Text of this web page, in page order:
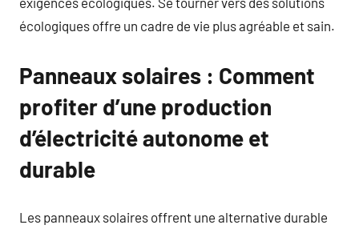
écologiques offre un cadre de vie plus agréable et sain.
Panneaux solaires : Comment
profiter d’une production
d’électricité autonome et
durable
Les panneaux solaires offrent une alternative durable